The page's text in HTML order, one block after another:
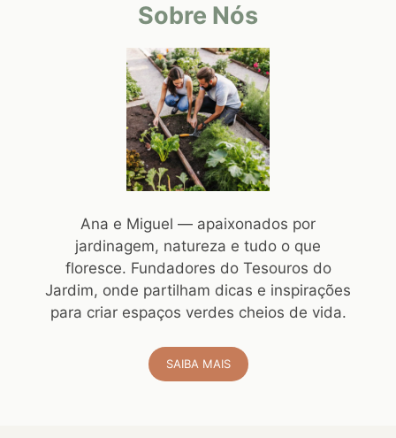
Sobre Nós
Ana e Miguel — apaixonados por
jardinagem, natureza e tudo o que
floresce. Fundadores do Tesouros do
Jardim, onde partilham dicas e inspirações
para criar espaços verdes cheios de vida.
SAIBA MAIS